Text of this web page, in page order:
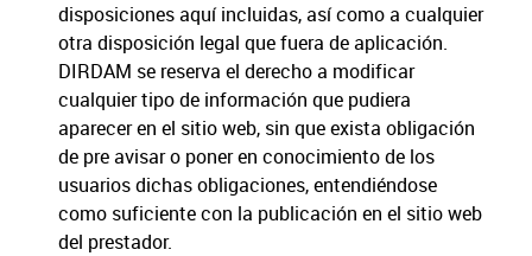
disposiciones aquí incluidas, así como a cualquier
otra disposición legal que fuera de aplicación.
DIRDAM se reserva el derecho a modificar
cualquier tipo de información que pudiera
aparecer en el sitio web, sin que exista obligación
de pre avisar o poner en conocimiento de los
usuarios dichas obligaciones, entendiéndose
como suficiente con la publicación en el sitio web
del prestador.